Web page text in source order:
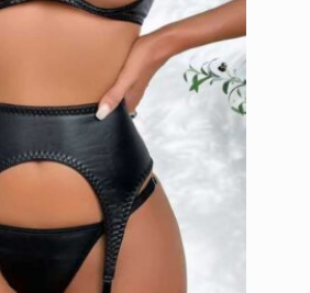
ΕΠΙΛΟΓΗ